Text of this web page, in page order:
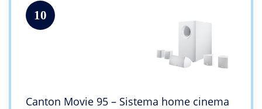
10
Canton Movie 95 – Sistema home cinema